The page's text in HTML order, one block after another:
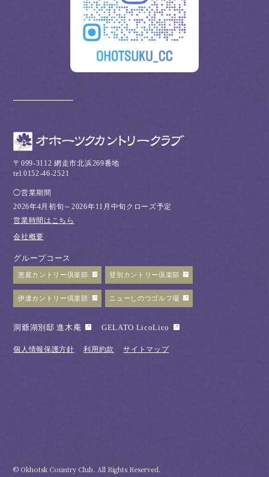
〒099-3112 網走市北浜269番地
tel.0152-46-2521
◯営業期間
2026年4月初旬～2026年11月中旬クローズ予定
営業時間はこちら
会社概要
グループコース
恵庭カントリー倶楽部 登別カントリー倶楽部
伊達カントリー倶楽部 ニューしのつゴルフ場
洞爺湖別邸 進木庵 GELATO LicoLico
個人情報保護方針 利用約款 サイトマップ
© Okhotsk Country Club. All Rights Reserved.